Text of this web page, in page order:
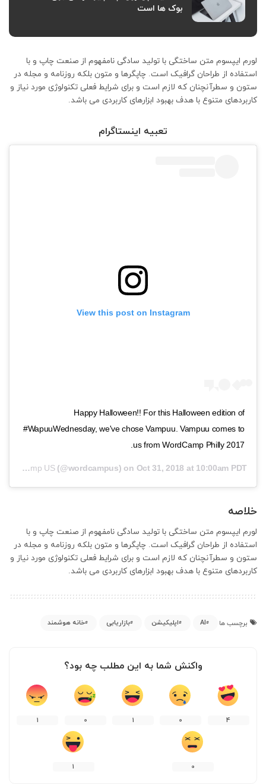
بوک ها است
لورم ایپسوم متن ساختگی با تولید سادگی نامفهوم از صنعت چاپ و با
استفاده از طراحان گرافیک است. چاپگرها و متون بلکه روزنامه و مجله در
ستون و سطرآنچنان که لازم است و برای شرایط فعلی تکنولوژی مورد نیاز و
کاربردهای متنوع با هدف بهبود ابزارهای کاربردی می باشد.
تعبیه اینستاگرام
View this post on Instagram
Happy Halloween!! For this Halloween edition of
#WapuuWednesday, we've chose Vampuu. Vampuu comes to
us from WordCamp Philly 2017.
WordCamp US(@wordcampus) on Oct 31, 2018 at 10:00am PDT
خلاصه
لورم ایپسوم متن ساختگی با تولید سادگی نامفهوم از صنعت چاپ و با
استفاده از طراحان گرافیک است. چاپگرها و متون بلکه روزنامه و مجله در
ستون و سطرآنچنان که لازم است و برای شرایط فعلی تکنولوژی مورد نیاز و
کاربردهای متنوع با هدف بهبود ابزارهای کاربردی می باشد.
برچسب ها AI اپلیکیشن بازاریابی خانه هوشمند
واکنش شما به این مطلب چه بود؟
4
0
1
0
1
0
1